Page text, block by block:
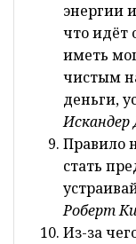
энергии
что идёт
иметь
чистым
деньги,
Правило
стать
Роберт
Из-за